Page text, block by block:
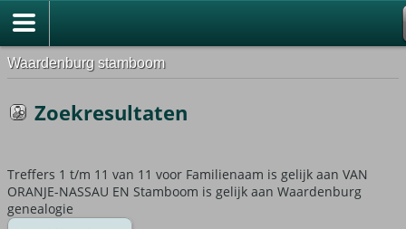
Waardenburg stamboom
Zoekresultaten
Treffers 1 t/m 11 van 11 voor Familienaam is gelijk aan VAN
ORANJE-NASSAU EN Stamboom is gelijk aan Waardenburg
genealogie